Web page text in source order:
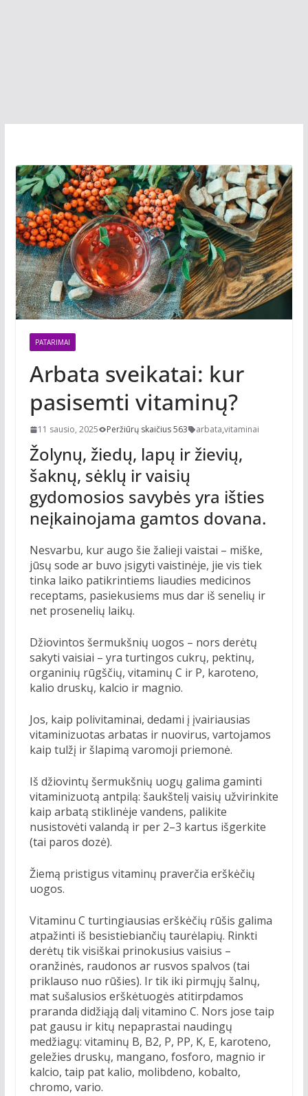
PATARIMAI
Arbata sveikatai: kur
pasisemti vitaminų?
11 sausio, 2025 Peržiūrų skaičius 563 arbata,vitaminai
Žolynų, žiedų, lapų ir žievių,
šaknų, sėklų ir vaisių
gydomosios savybės yra išties
neįkainojama gamtos dovana.
Nesvarbu, kur augo šie žalieji vaistai – miške,
jūsų sode ar buvo įsigyti vaistinėje, jie vis tiek
tinka laiko patikrintiems liaudies medicinos
receptams, pasiekusiems mus dar iš senelių ir
net prosenelių laikų.
Džiovintos šermukšnių uogos – nors derėtų
sakyti vaisiai – yra turtingos cukrų, pektinų,
organinių rūgščių, vitaminų C ir P, karoteno,
kalio druskų, kalcio ir magnio.
Jos, kaip polivitaminai, dedami į įvairiausias
vitaminizuotas arbatas ir nuovirus, vartojamos
kaip tulžį ir šlapimą varomoji priemonė.
Iš džiovintų šermukšnių uogų galima gaminti
vitaminizuotą antpilą: šaukštelį vaisių užvirinkite
kaip arbatą stiklinėje vandens, palikite
nusistovėti valandą ir per 2–3 kartus išgerkite
(tai paros dozė).
Žiemą pristigus vitaminų praverčia erškėčių
uogos.
Vitaminu C turtingiausias erškėčių rūšis galima
atpažinti iš besistiebiančių taurėlapių. Rinkti
derėtų tik visiškai prinokusius vaisius –
oranžinės, raudonos ar rusvos spalvos (tai
priklauso nuo rūšies). Ir tik iki pirmųjų šalnų,
mat sušalusios erškėtuogės atitirpdamos
praranda didžiąją dalį vitamino C. Nors jose taip
pat gausu ir kitų nepaprastai naudingų
medžiagų: vitaminų B, B2, P, PP, K, E, karoteno,
geležies druskų, mangano, fosforo, magnio ir
kalcio, taip pat kalio, molibdeno, kobalto,
chromo, vario.